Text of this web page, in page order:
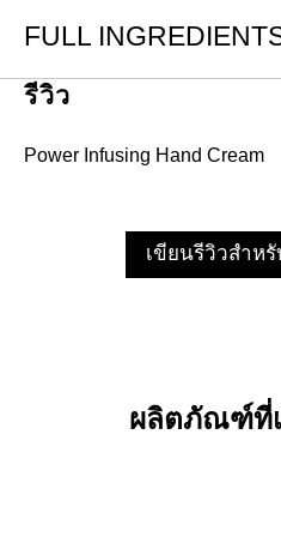
FULL
รีวิว
Power Infusing Hand Cream
เขียนรีวิวสำ
ผลิตภัณฑ์ที่